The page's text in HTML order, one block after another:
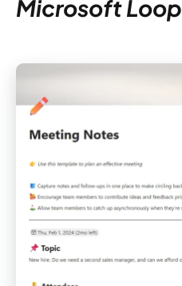
Microsoft Loop